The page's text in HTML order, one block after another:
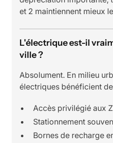
et 2 maintiennent mieux
L'électrique est-il
ville ?
Absolument. En milieu
électriques bénéficient
Accès privilégié aux
Stationnement
Bornes de recharge